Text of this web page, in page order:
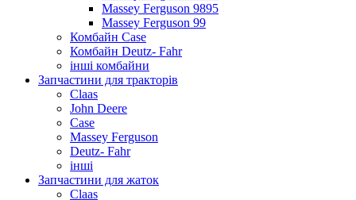
Massey Ferguson 9895
Massey Ferguson 99
Комбайн Case
Комбайн Deutz- Fahr
інші комбайни
Запчастини для тракторів
Claas
John Deere
Case
Massey Ferguson
Deutz- Fahr
інші
Запчастини для жаток
Claas